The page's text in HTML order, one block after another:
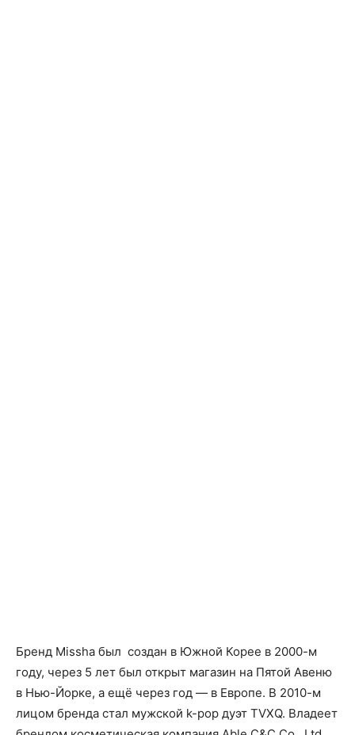
Бренд Missha был создан в Южной Корее в 2000-м
году, через 5 лет был открыт магазин на Пятой Авеню
в Нью-Йорке, а ещё через год — в Европе. В 2010-м
лицом бренда стал мужской k-pop дуэт TVXQ. Владеет